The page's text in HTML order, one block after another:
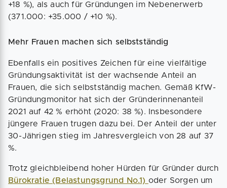
+18 %), als auch für Gründungen im Nebenerwerb
(371.000: +35.000 / +10 %).
Mehr Frauen machen sich selbstständig
Ebenfalls ein positives Zeichen für eine vielfältige
Gründungsaktivität ist der wachsende Anteil an
Frauen, die sich selbstständig machen. Gemäß KfW-
Gründungmonitor hat sich der Gründerinnenanteil
2021 auf 42 % erhöht (2020: 38 %). Insbesondere
jüngere Frauen trugen dazu bei. Der Anteil der unter
30-Jährigen stieg im Jahresvergleich von 28 auf 37
%.
Trotz gleichbleibend hoher Hürden für Gründer durch
Bürokratie (Belastungsgrund No.1) oder Sorgen um